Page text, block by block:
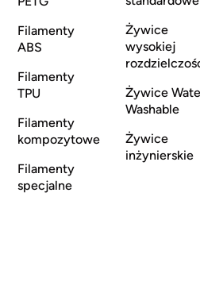
Filamenty
ABS
Filamenty
TPU
Filamenty
kompozytowe
Filamenty
specjalne
Żywice
wysokiej
Żywice
Washable
Żywice
inżynierskie